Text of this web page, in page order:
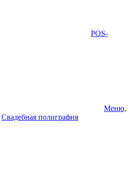
POS-
Меню,
Свадебная полиграфия